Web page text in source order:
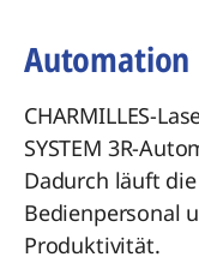
Automation
CHARMILLES-
SYSTEM 3R-
Dadurch läuft
Bedienpersonal
Produktivität.